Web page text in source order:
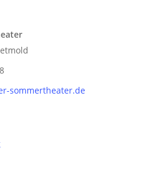
sommertheater.de